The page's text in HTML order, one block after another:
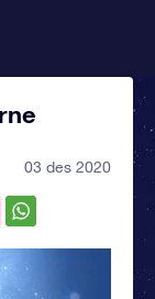
03 des 2020